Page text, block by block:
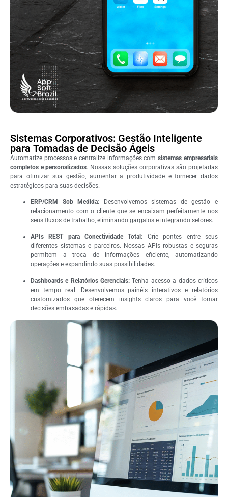
Sistemas Corporativos: Gestão Inteligente
para Tomadas de Decisão Ágeis
Automatize processos e centralize informações com sistemas empresariais
completos e personalizados. Nossas soluções corporativas são projetadas
para otimizar sua gestão, aumentar a produtividade e fornecer dados
estratégicos para suas decisões.
ERP/CRM Sob Medida: Desenvolvemos sistemas de gestão e
relacionamento com o cliente que se encaixam perfeitamente nos
seus fluxos de trabalho, eliminando gargalos e integrando setores.
APIs REST para Conectividade Total: Crie pontes entre seus
diferentes sistemas e parceiros. Nossas APIs robustas e seguras
permitem a troca de informações eficiente, automatizando
operações e expandindo suas possibilidades.
Dashboards e Relatórios Gerenciais: Tenha acesso a dados críticos
em tempo real. Desenvolvemos painéis interativos e relatórios
customizados que oferecem insights claros para você tomar
decisões embasadas e rápidas.